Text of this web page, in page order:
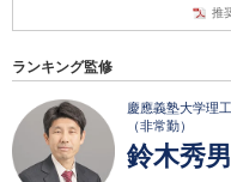
推
ランキング監修
慶應義塾大学理
（非常勤）
鈴木秀男